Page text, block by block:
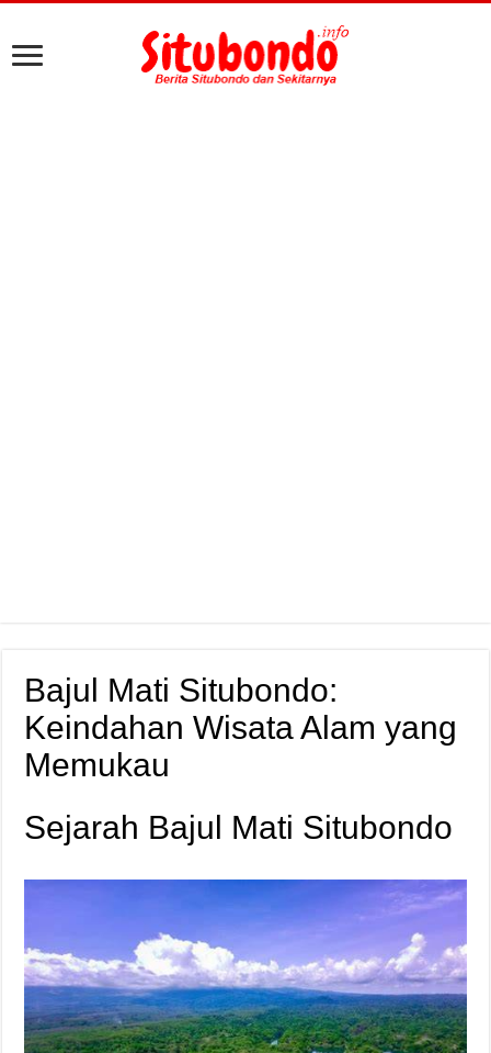
Bajul Mati Situbondo:
Keindahan Wisata Alam yang
Memukau
Sejarah Bajul Mati Situbondo